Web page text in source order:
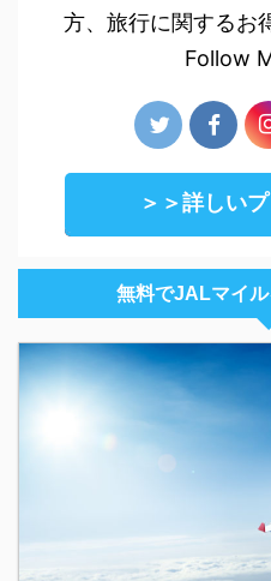
方、旅行に関するお
Follow
＞＞詳しい
無料でJALマイ